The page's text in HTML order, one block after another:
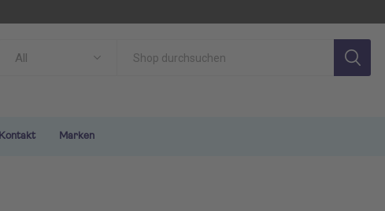
Kontakt Marken